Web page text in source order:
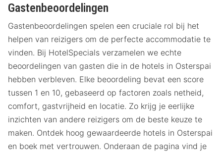
Gastenbeoordelingen
Gastenbeoordelingen spelen een cruciale rol bij het
helpen van reizigers om de perfecte accommodatie te
vinden. Bij HotelSpecials verzamelen we echte
beoordelingen van gasten die in de hotels in Osterspai
hebben verbleven. Elke beoordeling bevat een score
tussen 1 en 10, gebaseerd op factoren zoals netheid,
comfort, gastvrijheid en locatie. Zo krijg je eerlijke
inzichten van andere reizigers om de beste keuze te
maken. Ontdek hoog gewaardeerde hotels in Osterspai
en boek met vertrouwen. Onderaan de pagina vind je